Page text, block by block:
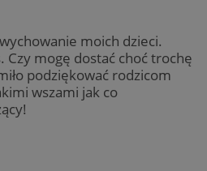
moich dzieci.
Czy mogę dostać choć trochę
podziękować rodzicom
wszami jak co